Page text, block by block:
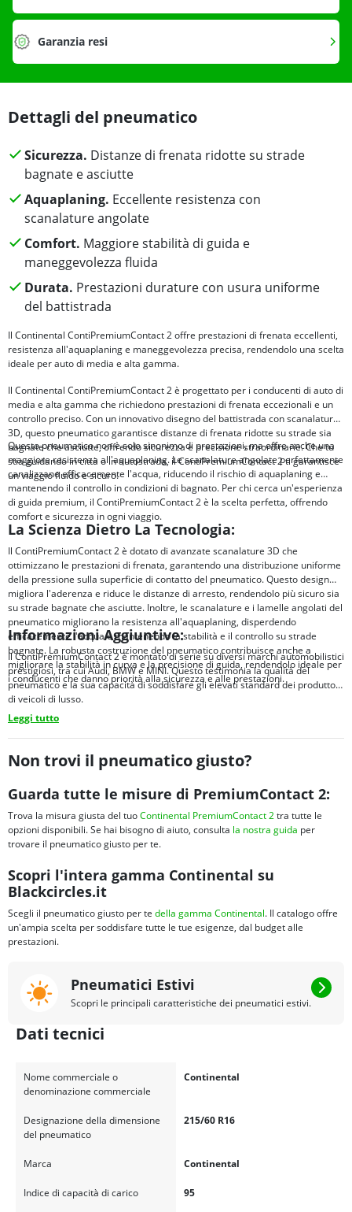
Garanzia resi
Dettagli del pneumatico
Sicurezza. Distanze di frenata ridotte su strade
bagnate e asciutte
Aquaplaning. Eccellente resistenza con
scanalature angolate
Comfort. Maggiore stabilità di guida e
maneggevolezza fluida
Durata. Prestazioni durature con usura uniforme
del battistrada
Il Continental ContiPremiumContact 2 offre prestazioni di frenata eccellenti,
resistenza all'aquaplaning e maneggevolezza precisa, rendendolo una scelta
ideale per auto di media e alta gamma.
Il Continental ContiPremiumContact 2 è progettato per i conducenti di auto di
media e alta gamma che richiedono prestazioni di frenata eccezionali e un
controllo preciso. Con un innovativo disegno del battistrada con scanalature
3D, questo pneumatico garantisce distanze di frenata ridotte su strade sia
bagnate che asciutte, offrendo sicurezza e precisione straordinarie. Che tu
stia guidando in città o in autostrada, il ContiPremiumContact 2 ti garantisce
un viaggio fluido e sicuro.
Questo pneumatico non è solo sinonimo di prestazioni, ma offre anche una
maggiore resistenza all'aquaplaning. Le scanalature angolate perfettamente
canalizzano efficacemente l'acqua, riducendo il rischio di aquaplaning e
mantenendo il controllo in condizioni di bagnato. Per chi cerca un'esperienza
di guida premium, il ContiPremiumContact 2 è la scelta perfetta, offrendo
comfort e sicurezza in ogni viaggio.
La Scienza Dietro La Tecnologia:
Il ContiPremiumContact 2 è dotato di avanzate scanalature 3D che
ottimizzano le prestazioni di frenata, garantendo una distribuzione uniforme
della pressione sulla superficie di contatto del pneumatico. Questo design
migliora l'aderenza e riduce le distanze di arresto, rendendolo più sicuro sia
su strade bagnate che asciutte. Inoltre, le scanalature e i lamelle angolati del
pneumatico migliorano la resistenza all'aquaplaning, disperdendo
efficacemente l'acqua e mantenendo la stabilità e il controllo su strade
bagnate. La robusta costruzione del pneumatico contribuisce anche a
migliorare la stabilità in curva e la precisione di guida, rendendolo ideale per
i conducenti che danno priorità alla sicurezza e alle prestazioni.
Informazioni Aggiuntive:
Il ContiPremiumContact 2 è montato di serie su diversi marchi automobilistici
prestigiosi, tra cui Audi, BMW e MINI. Questo testimonia la qualità del
pneumatico e la sua capacità di soddisfare gli elevati standard dei produttori
di veicoli di lusso.
Leggi tutto
Non trovi il pneumatico giusto?
Guarda tutte le misure di PremiumContact 2:
Trova la misura giusta del tuoContinental PremiumContact 2tra tutte le
opzioni disponibili. Se hai bisogno di aiuto, consulta la nostra guida per
trovare il pneumatico giusto per te.
Scopri l'intera gamma Continental su
Blackcircles.it
Scegli il pneumatico giusto per te della gamma Continental. Il catalogo offre
un'ampia scelta per soddisfare tutte le tue esigenze, dal budget alle
prestazioni.
Pneumatici Estivi
Scopri le principali caratteristiche dei pneumatici estivi.
Dati tecnici
Nome commerciale o
denominazione commerciale
Continental
Designazione della dimensione
del pneumatico
215/60 R16
Marca Continental
Indice di capacità di carico 95